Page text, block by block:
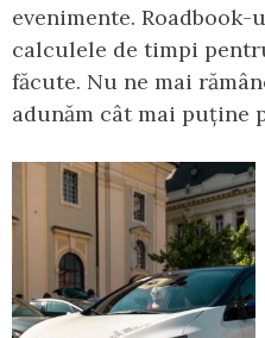
evenimente. Roadbook-
calculele de timpi
făcute. Nu ne mai
adunăm cât mai puține